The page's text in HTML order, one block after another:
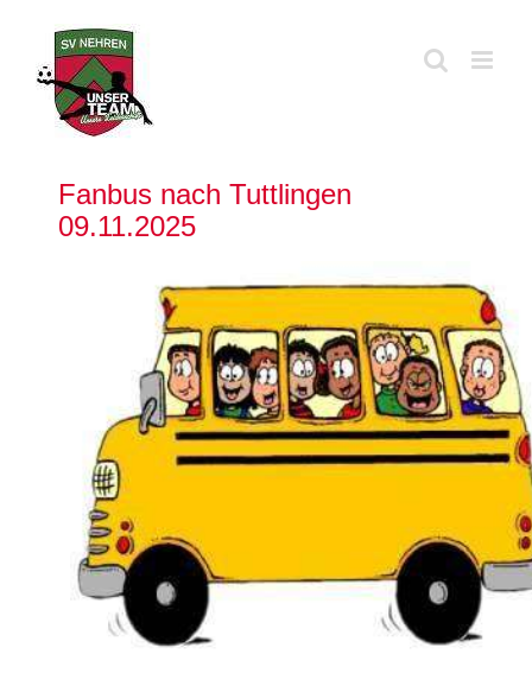
springen
Fanbus nach Tuttlingen
09.11.2025